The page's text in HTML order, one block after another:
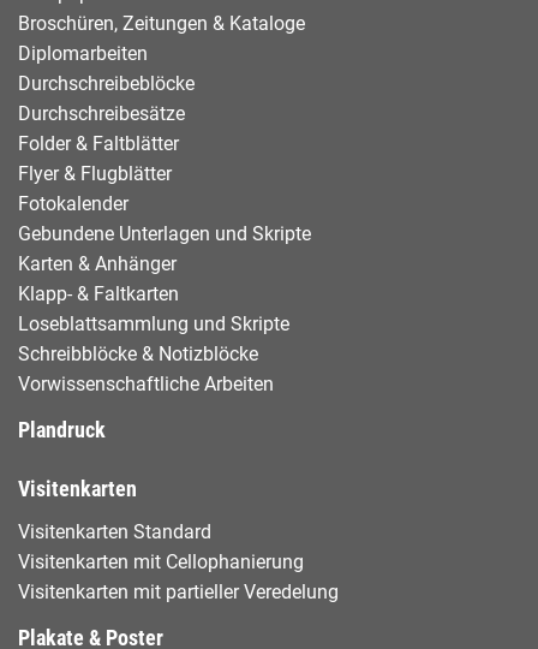
Broschüren, Zeitungen & Kataloge
Diplomarbeiten
Durchschreibeblöcke
Durchschreibesätze
Folder & Faltblätter
Flyer & Flugblätter
Fotokalender
Gebundene Unterlagen und Skripte
Karten & Anhänger
Klapp- & Faltkarten
Loseblattsammlung und Skripte
Schreibblöcke & Notizblöcke
Vorwissenschaftliche Arbeiten
Plandruck
Visitenkarten
Visitenkarten Standard
Visitenkarten mit Cellophanierung
Visitenkarten mit partieller Veredelung
Plakate & Poster